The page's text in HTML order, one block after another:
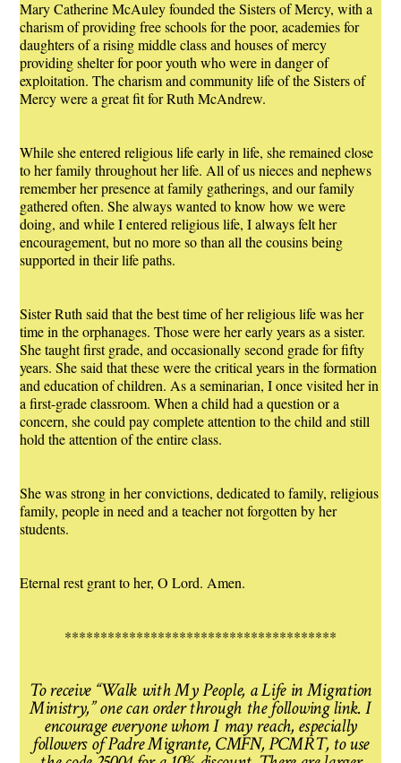
Mary Catherine McAuley founded the Sisters of Mercy, with a
charism of providing free schools for the poor, academies for
daughters of a rising middle class and houses of mercy
providing shelter for poor youth who were in danger of
exploitation. The charism and community life of the Sisters of
Mercy were a great fit for Ruth McAndrew.
While she entered religious life early in life, she remained close
to her family throughout her life. All of us nieces and nephews
remember her presence at family gatherings, and our family
gathered often. She always wanted to know how we were
doing, and while I entered religious life, I always felt her
encouragement, but no more so than all the cousins being
supported in their life paths.
Sister Ruth said that the best time of her religious life was her
time in the orphanages. Those were her early years as a sister.
She taught first grade, and occasionally second grade for fifty
years. She said that these were the critical years in the formation
and education of children. As a seminarian, I once visited her in
a first-grade classroom. When a child had a question or a
concern, she could pay complete attention to the child and still
hold the attention of the entire class.
She was strong in her convictions, dedicated to family, religious
family, people in need and a teacher not forgotten by her
students.
Eternal rest grant to her, O Lord. Amen.
**************************************
To receive “Walk with My People, a Life in Migration
Ministry,” one can order through the following link. I
encourage everyone whom I may reach, especially
followers of Padre Migrante, CMFN, PCMRT, to use